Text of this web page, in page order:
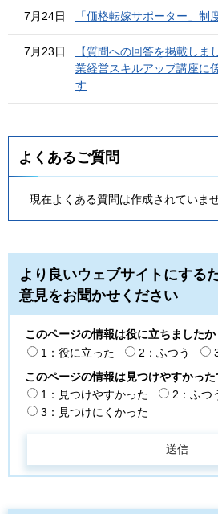
7月24日 「価格転嫁サポーター」制
7月23日
【質問への回答を掲載しま
業経営スキルアップ講座に
す
よくあるご質問
現在よくある質問は作成されていませ
より良いウェブサイトにする
意見をお聞かせください
このページの情報は役に立ちましたか
1：役に立った
2：ふつう
このページの情報は見つけやすかった
1：見つけやすかった
2：ふつ
3：見つけにくかった